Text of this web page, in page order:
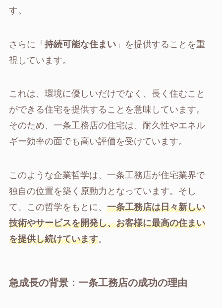
す。
さらに「 持続可能な住まい」を提供することを重
視しています。
これは、環境に優しいだけでなく、長く住むこと
ができる住宅を提供することを意味しています。
そのため、一条工務店の住宅は、耐久性やエネル
ギー効率の面でも高い評価を受けています。
このような企業哲学は、一条工務店が住宅業界で
独自の位置を築く原動力となっています。そし
て、この哲学をもとに、 一条工務店は日々新しい
技術やサービスを開発し、お客様に最高の住まい
を提供し続けています。
急成長の背景：一条工務店の成功の理由